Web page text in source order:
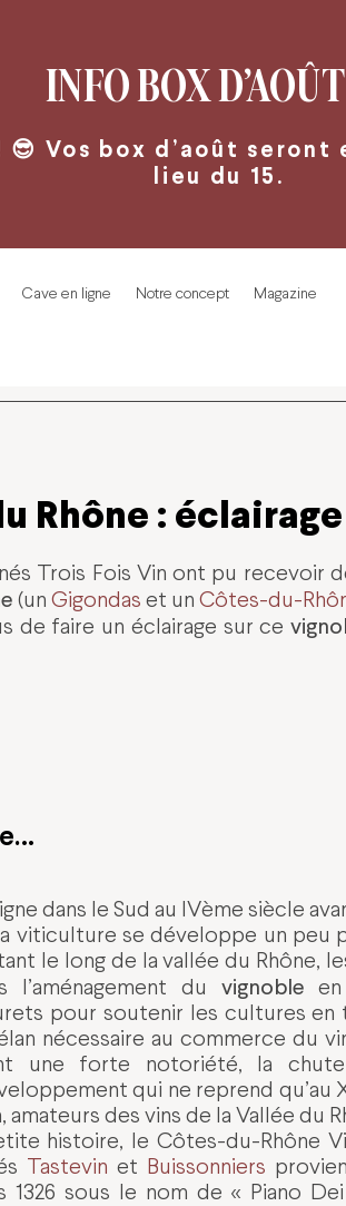
INFO BOX D’AOÛT
Vos box d’août
lieu du 15.
Cave en ligne Notre concept Magazine
Rhône :
Trois Fois Vin ont pu recevoir
(un Gigondas et un Côtes-du-
de faire un éclairage sur ce
dans le Sud au IVème siècle
viticulture se développe un peu
le long de la vallée du Rhône,
du vignoble
pour soutenir les cultures en
nécessaire au commerce du
une forte notoriété, la chute
qui ne reprend qu’au
amateurs des vins de la Vallée du
histoire, le Côtes-du-Rhône
Tastevin et Buissonniers
sous le nom de « Piano